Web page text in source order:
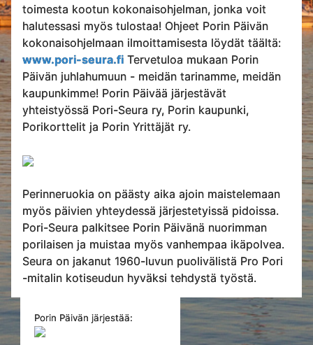
toimesta kootun kokonaisohjelman, jonka voit
halutessasi myös tulostaa! Ohjeet Porin Päivän
kokonaisohjelmaan ilmoittamisesta löydät täältä:
www.pori-seura.fi Tervetuloa mukaan Porin
Päivän juhlahumuun - meidän tarinamme, meidän
kaupunkimme! Porin Päivää järjestävät
yhteistyössä Pori-Seura ry, Porin kaupunki,
Porikorttelit ja Porin Yrittäjät ry.
Perinneruokia on päästy aika ajoin maistelemaan
myös päivien yhteydessä järjestetyissä pidoissa.
Pori-Seura palkitsee Porin Päivänä nuorimman
porilaisen ja muistaa myös vanhempaa ikäpolvea.
Seura on jakanut 1960-luvun puolivälistä Pro Pori
-mitalin kotiseudun hyväksi tehdystä työstä.
Porin Päivän järjestää: